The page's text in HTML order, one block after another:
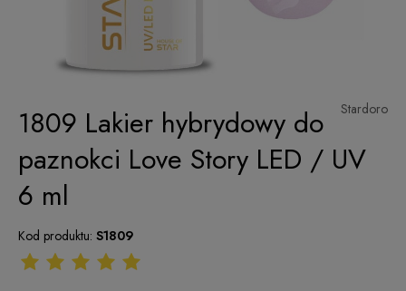
Stardoro
1809 Lakier hybrydowy do
paznokci Love Story LED / UV
6 ml
Kod produktu: S1809